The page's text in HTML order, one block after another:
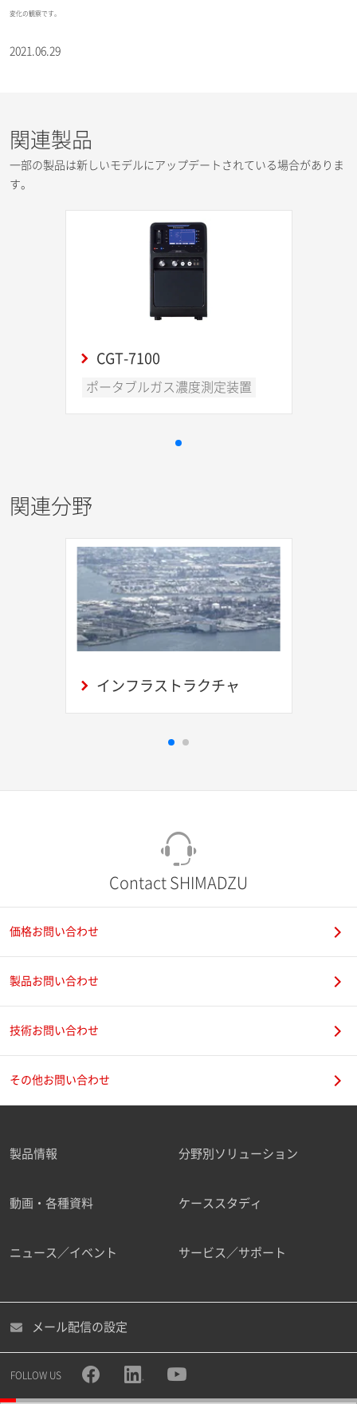
変化の観察です。
2021.06.29
関連製品
一部の製品は新しいモデルにアップデートされている場合がありま
す。
CGT-7100
ポータブルガス濃度測定装置
関連分野
インフラストラクチャ
Contact SHIMADZU
価格お問い合わせ
製品お問い合わせ
技術お問い合わせ
その他お問い合わせ
製品情報 分野別ソリューション
動画・各種資料 ケーススタディ
ニュース／イベント サービス／サポート
メール配信の設定
FOLLOW US